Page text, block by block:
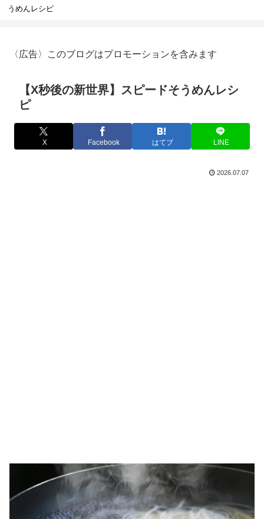
うめんレシピ
〈広告〉このブログはプロモーションを含みます
【X秒後の新世界】スピードそうめんレシ
ピ
X Facebook はてブ LINE
2026.07.07